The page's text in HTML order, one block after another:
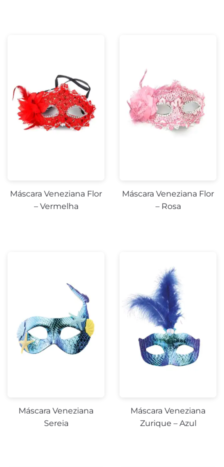
Máscara Veneziana Flor
– Vermelha
Máscara Veneziana Flor
– Rosa
Máscara Veneziana
Sereia
Máscara Veneziana
Zurique – Azul